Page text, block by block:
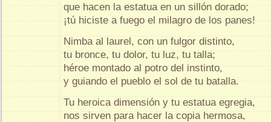
que hacen la estatua en un sillón dorado;
¡tú hiciste a fuego el milagro de los panes!
Nimba al laurel, con un fulgor distinto,
tu bronce, tu dolor, tu luz, tu talla;
héroe montado al potro del instinto,
y guiando el pueblo el sol de tu batalla.
Tu heroica dimensión y tu estatua egregia,
nos sirven para hacer la copia hermosa,